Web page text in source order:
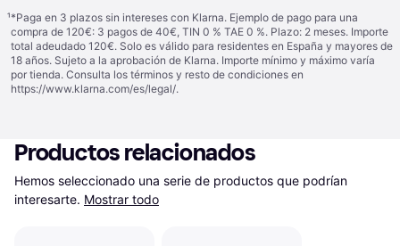
¹*Paga en 3 plazos sin intereses con Klarna. Ejemplo de pago para una
compra de 120€: 3 pagos de 40€, TIN 0 % TAE 0 %. Plazo: 2 meses. Importe
total adeudado 120€. Solo es válido para residentes en España y mayores de
18 años. Sujeto a la aprobación de Klarna. Importe mínimo y máximo varía
por tienda. Consulta los términos y resto de condiciones en
https://www.klarna.com/es/legal/.
Productos relacionados
Hemos seleccionado una serie de productos que podrían
interesarte. Mostrar todo